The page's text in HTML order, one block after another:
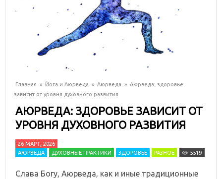
Главная » Йога и Аюрведа » Аюрведа » Аюрведа: здоровье
зависит от уровня духовного развития
АЮРВЕДА: ЗДОРОВЬЕ ЗАВИСИТ ОТ
УРОВНЯ ДУХОВНОГО РАЗВИТИЯ
26 МАРТ, 2026
АЮРВЕДА
ДУХОВНЫЕ ПРАКТИКИ ЗДОРОВЬЕ РАЗНОЕ 5519
Слава Богу, Аюрведа, как и иные традиционные